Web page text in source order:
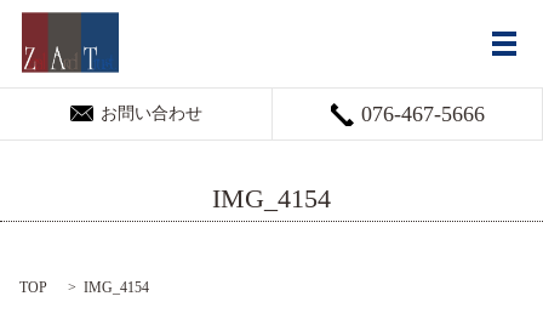
お問い合わせ 076-467-5666
メ
IMG_4154
TOP IMG_4154